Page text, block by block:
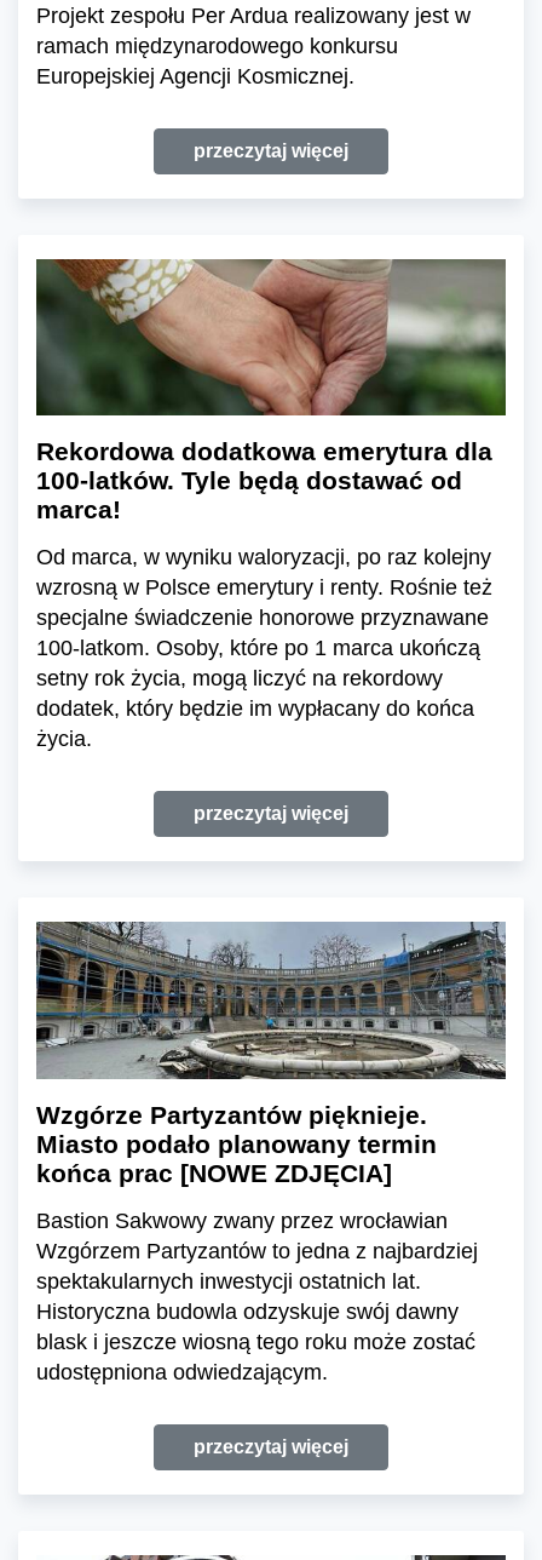
Projekt zespołu Per Ardua realizowany jest w
ramach międzynarodowego konkursu
Europejskiej Agencji Kosmicznej.
przeczytaj więcej
Rekordowa dodatkowa emerytura dla
100-latków. Tyle będą dostawać od
marca!
Od marca, w wyniku waloryzacji, po raz kolejny
wzrosną w Polsce emerytury i renty. Rośnie też
specjalne świadczenie honorowe przyznawane
100-latkom. Osoby, które po 1 marca ukończą
setny rok życia, mogą liczyć na rekordowy
dodatek, który będzie im wypłacany do końca
życia.
przeczytaj więcej
Wzgórze Partyzantów pięknieje.
Miasto podało planowany termin
końca prac [NOWE ZDJĘCIA]
Bastion Sakwowy zwany przez wrocławian
Wzgórzem Partyzantów to jedna z najbardziej
spektakularnych inwestycji ostatnich lat.
Historyczna budowla odzyskuje swój dawny
blask i jeszcze wiosną tego roku może zostać
udostępniona odwiedzającym.
przeczytaj więcej